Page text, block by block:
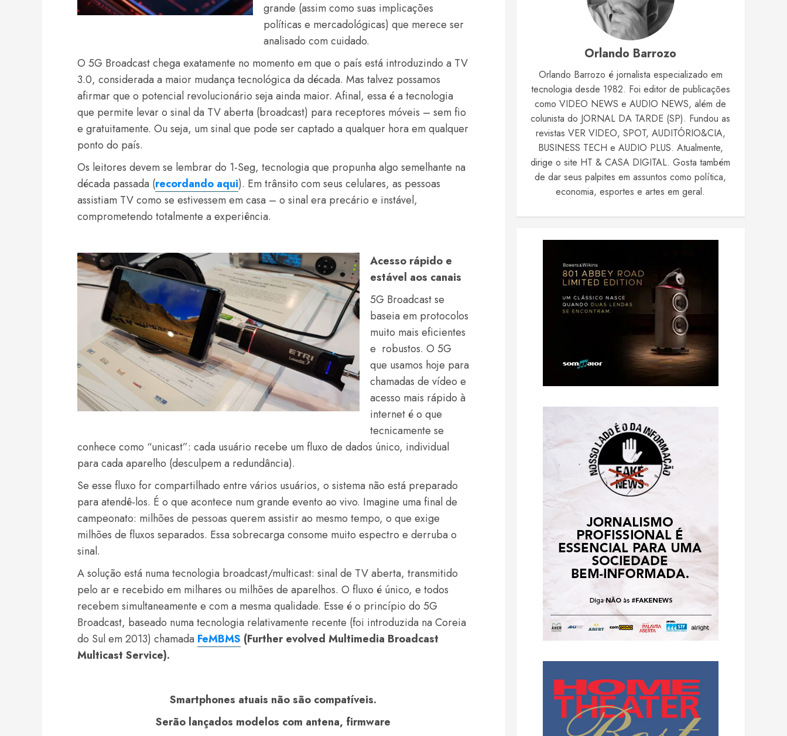
grande (assim como suas implicações
políticas e mercadológicas) que merece ser
analisado com cuidado.
O 5G Broadcast chega exatamente no momento em que o país está introduzindo a TV
3.0, considerada a maior mudança tecnológica da década. Mas talvez possamos
afirmar que o potencial revolucionário seja ainda maior. Afinal, essa é a tecnologia
que permite levar o sinal da TV aberta (broadcast) para receptores móveis – sem fio
e gratuitamente. Ou seja, um sinal que pode ser captado a qualquer hora em qualquer
ponto do país.
Os leitores devem se lembrar do 1-Seg, tecnologia que propunha algo semelhante na
década passada (recordando aqui). Em trânsito com seus celulares, as pessoas
assistiam TV como se estivessem em casa – o sinal era precário e instável,
comprometendo totalmente a experiência.
Acesso rápido e
estável aos canais
5G Broadcast se
baseia em protocolos
muito mais eficientes
e robustos. O 5G
que usamos hoje para
chamadas de vídeo e
acesso mais rápido à
internet é o que
tecnicamente se
conhece como “unicast”: cada usuário recebe um fluxo de dados único, individual
para cada aparelho (desculpem a redundância).
Se esse fluxo for compartilhado entre vários usuários, o sistema não está preparado
para atendê-los. É o que acontece num grande evento ao vivo. Imagine uma final de
campeonato: milhões de pessoas querem assistir ao mesmo tempo, o que exige
milhões de fluxos separados. Essa sobrecarga consome muito espectro e derruba o
sinal.
A solução está numa tecnologia broadcast/multicast: sinal de TV aberta, transmitido
pelo ar e recebido em milhares ou milhões de aparelhos. O fluxo é único, e todos
recebem simultaneamente e com a mesma qualidade. Esse é o princípio do 5G
Broadcast, baseado numa tecnologia relativamente recente (foi introduzida na Coreia
do Sul em 2013) chamada FeMBMS (Further evolved Multimedia Broadcast
Multicast Service).
Smartphones atuais não são compatíveis.
Serão lançados modelos com antena, firmware
Orlando Barrozo
Orlando Barrozo é jornalista especializado em
tecnologia desde 1982. Foi editor de publicações
como VIDEO NEWS e AUDIO NEWS, além de
colunista do JORNAL DA TARDE (SP). Fundou as
revistas VER VIDEO, SPOT, AUDITÓRIO&CIA,
BUSINESS TECH e AUDIO PLUS. Atualmente,
dirige o site HT & CASA DIGITAL. Gosta também
de dar seus palpites em assuntos como política,
economia, esportes e artes em geral.